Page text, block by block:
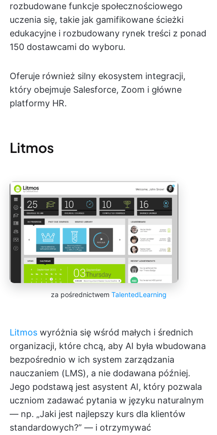
rozbudowane funkcje społecznościowego
uczenia się, takie jak gamifikowane ścieżki
edukacyjne i rozbudowany rynek treści z ponad
150 dostawcami do wyboru.
Oferuje również silny ekosystem integracji,
który obejmuje Salesforce, Zoom i główne
platformy HR.
Litmos
za pośrednictwem TalentedLearning
Litmos wyróżnia się wśród małych i średnich
organizacji, które chcą, aby AI była wbudowana
bezpośrednio w ich system zarządzania
nauczaniem (LMS), a nie dodawana później.
Jego podstawą jest asystent AI, który pozwala
uczniom zadawać pytania w języku naturalnym
— np. „Jaki jest najlepszy kurs dla klientów
standardowych?” — i otrzymywać